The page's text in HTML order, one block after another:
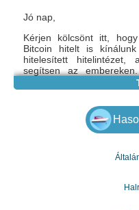
Jó nap,
Kérjen kölcsönt itt,
Bitcoin hitelt is
hitelesített hitelintézet,
segítsen az
+1 978-792 -4582 és
A kölcsön futamideje: